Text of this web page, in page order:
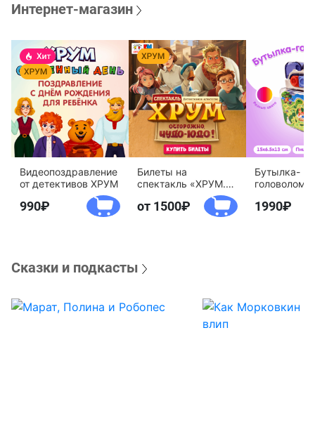
Интернет-магазин
Видеопоздравление
от детективов ХРУМ
990
Билеты на
спектакль «ХРУМ.
Осторожно, Чудо-
Юдо!»
от 1500
Бутылка-
агентство
1990
Сказки и подкасты